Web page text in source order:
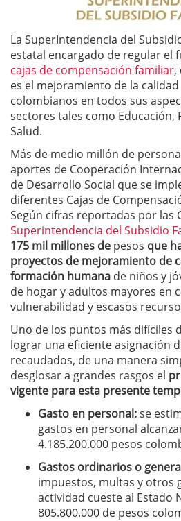
La SuperIntendencia del
estatal encargado de regular el
cajas de compensación familiar,
es el mejoramiento de la
colombianos en todos sus
sectores tales como Educación,
Salud.
Más de medio millón de
aportes de Cooperación
de Desarrollo Social que se
diferentes Cajas de
Según cifras reportadas por las
Superintendencia del Subsidio
175 mil millones de pesos que
proyectos de mejoramiento de
formación humana de niños y
de hogar y adultos mayores en
vulnerabilidad y escasos
Uno de los puntos más difíciles
lograr una eficiente asignación
recaudados, de una manera
desglosar a grandes rasgos el
vigente para esta presente
Gasto en personal:se
gastos en personal
4.185.200.000 pesos
Gastos ordinarios o
impuestos, multas y otros
actividad cueste al Estado
805.800.000 de pesos